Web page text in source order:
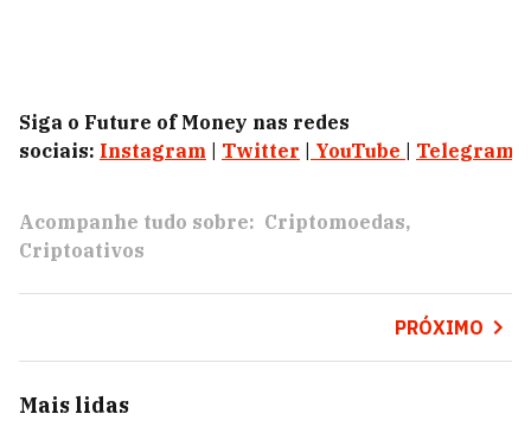
Siga o Future of Money nas redes
sociais: Instagram Twitter YouTube Telegram
Acompanhe tudo sobre: Criptomoedas
Criptoativos
PRÓXIMO
Mais lidas